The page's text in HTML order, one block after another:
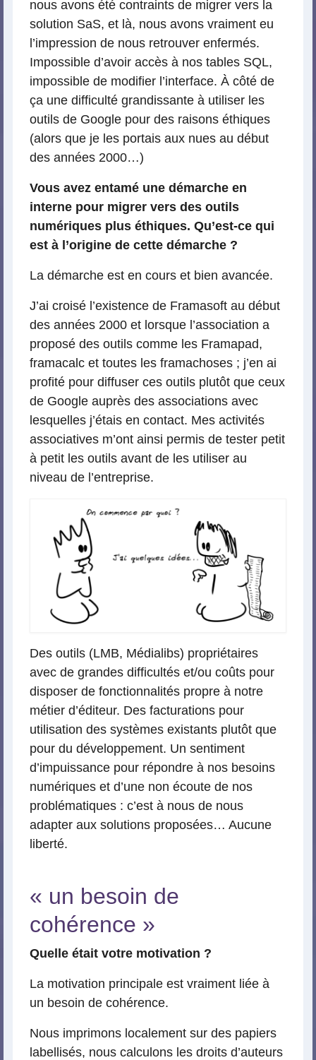
nous avons été contraints de migrer vers la
solution SaS, et là, nous avons vraiment eu
l’impression de nous retrouver enfermés.
Impossible d’avoir accès à nos tables SQL,
impossible de modifier l’interface. À côté de
ça une difficulté grandissante à utiliser les
outils de Google pour des raisons éthiques
(alors que je les portais aux nues au début
des années 2000…)
Vous avez entamé une démarche en
interne pour migrer vers des outils
numériques plus éthiques. Qu’est-ce qui
est à l’origine de cette démarche ?
La démarche est en cours et bien avancée.
J’ai croisé l’existence de Framasoft au début
des années 2000 et lorsque l’association a
proposé des outils comme les Framapad,
framacalc et toutes les framachoses ; j’en ai
profité pour diffuser ces outils plutôt que ceux
de Google auprès des associations avec
lesquelles j’étais en contact. Mes activités
associatives m’ont ainsi permis de tester petit
à petit les outils avant de les utiliser au
niveau de l’entreprise.
Des outils (LMB, Médialibs) propriétaires
avec de grandes difficultés et/ou coûts pour
disposer de fonctionnalités propre à notre
métier d’éditeur. Des facturations pour
utilisation des systèmes existants plutôt que
pour du développement. Un sentiment
d’impuissance pour répondre à nos besoins
numériques et d’une non écoute de nos
problématiques : c’est à nous de nous
adapter aux solutions proposées… Aucune
liberté.
« un besoin de
cohérence »
Quelle était votre motivation ?
La motivation principale est vraiment liée à
un besoin de cohérence.
Nous imprimons localement sur des papiers
labellisés, nous calculons les droits d’auteurs